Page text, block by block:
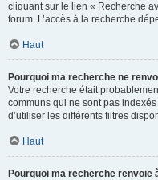
cliquant sur le lien « Recherche
forum. L’accès à la recherche
Haut
Pourquoi ma recherche ne
Votre recherche était
communs qui ne sont pas
d’utiliser les différents filtres
Haut
Pourquoi ma recherche renvoie